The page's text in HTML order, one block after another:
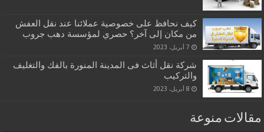
كيف نحافظ على خصوصية عملائنا عند نقل العفش
من مكان إلى آخر؟ حصري لمؤسسة دهب جروب
7 أبريل، 2023
شركة نقل أثاث فى المدينة المنورة بالفك والتغليف
والتركيب
8 أبريل، 2023
مقالات منوعة